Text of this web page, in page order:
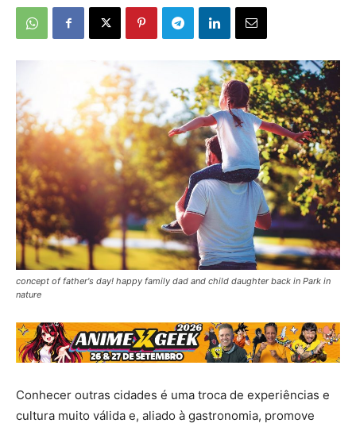
concept of father's day! happy family dad and child daughter back in Park in
nature
Conhecer outras cidades é uma troca de experiências e
cultura muito válida e, aliado à gastronomia, promove